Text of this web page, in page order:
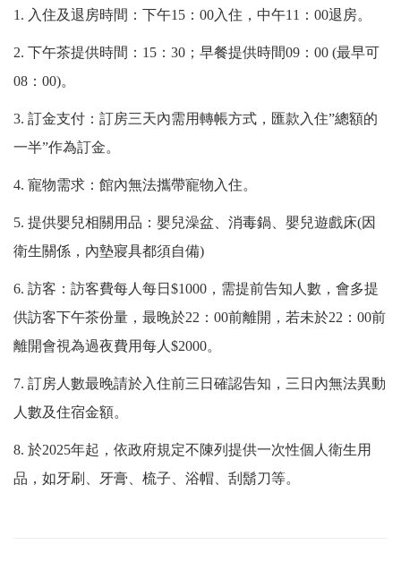
1. 入住及退房時間：下午15：00入住，中午11：00退房。
2. 下午茶提供時間：15：30；早餐提供時間09：00 (最早可
08：00)。
3. 訂金支付：訂房三天內需用轉帳方式，匯款入住”總額的
一半”作為訂金。
4. 寵物需求：館內無法攜帶寵物入住。
5. 提供嬰兒相關用品：嬰兒澡盆、消毒鍋、嬰兒遊戲床(因
衛生關係，內墊寢具都須自備)
6. 訪客：訪客費每人每日$1000，需提前告知人數，會多提
供訪客下午茶份量，最晚於22：00前離開，若未於22：00前
離開會視為過夜費用每人$2000。
7. 訂房人數最晚請於入住前三日確認告知，三日內無法異動
人數及住宿金額。
8. 於2025年起，依政府規定不陳列提供一次性個人衛生用
品，如牙刷、牙膏、梳子、浴帽、刮鬍刀等。